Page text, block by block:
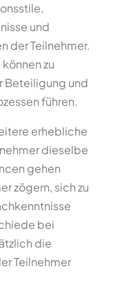
und
der Teilnehmer.
zu
Beteiligung und
führen.
erhebliche
dieselbe
gehen
zögern, sich zu
bei
die
Teilnehmer